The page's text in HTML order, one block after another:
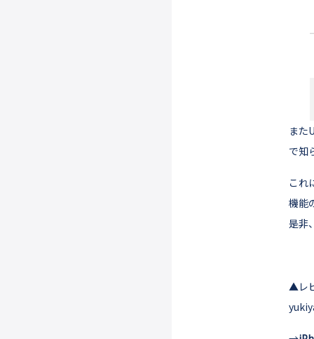
また
で知
これ
機能
是非
▲レ